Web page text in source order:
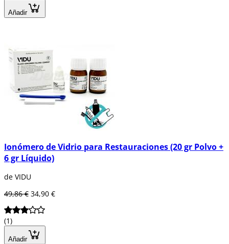
Añadir
Ionómero de Vidrio para Restauraciones (20 gr Polvo +
6 gr Líquido)
de VIDU
49,86 € 34,90 €
(1)
Añadir